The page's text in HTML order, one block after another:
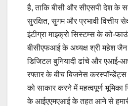
है, ताकि बीसी और सीएसपी देश के
सुरक्षित, सुगम और प्रभावी वित्तीय
इंटीग्रा माइक्रो सिस्‍टम्‍स के को-
बीसीएफआई के अध्यक्ष श्री महेश जैन
डिजिटल बुनियादी ढांचे और एआई-
रफ्तार के बीच बिजनेस करस्‍पॉन्‍डेंट्स
को साकार करने में महत्वपूर्ण
के आईएएमएआई के तहत आने से